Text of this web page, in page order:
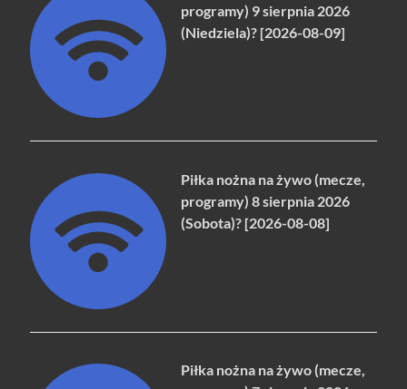
programy) 9 sierpnia 2026
(Niedziela)? [2026-08-09]
Piłka nożna na żywo (mecze,
programy) 8 sierpnia 2026
(Sobota)? [2026-08-08]
Piłka nożna na żywo (mecze,